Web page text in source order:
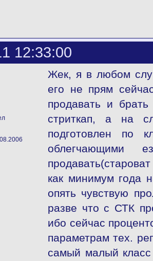
12:33:00
Жек, я в любом
его не прям
продавать и
стриткап, а на
подготовлен по
облегчающими
как минимум года
опять чувствую
разве что с СТК
ибо сейчас
параметрам тех.
самый малый